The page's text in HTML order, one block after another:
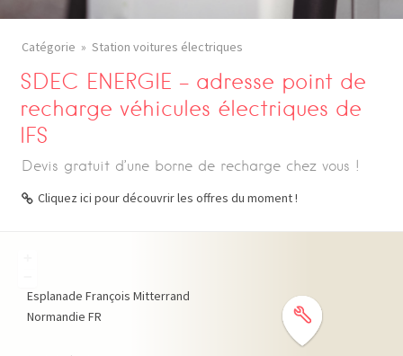
Catégorie Station voitures électriques
SDEC ENERGIE – adresse point de
recharge véhicules électriques de
IFS
Devis gratuit d’une borne de recharge chez vous !
Cliquez ici pour découvrir les offres du moment !
Esplanade François Mitterrand
Normandie FR